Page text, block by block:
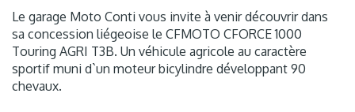
Le garage Moto Conti vous invite à venir découvrir dans
sa concession liégeoise le CFMOTO CFORCE 1000
Touring AGRI T3B. Un véhicule agricole au caractère
sportif muni d`un moteur bicylindre développant 90
chevaux.